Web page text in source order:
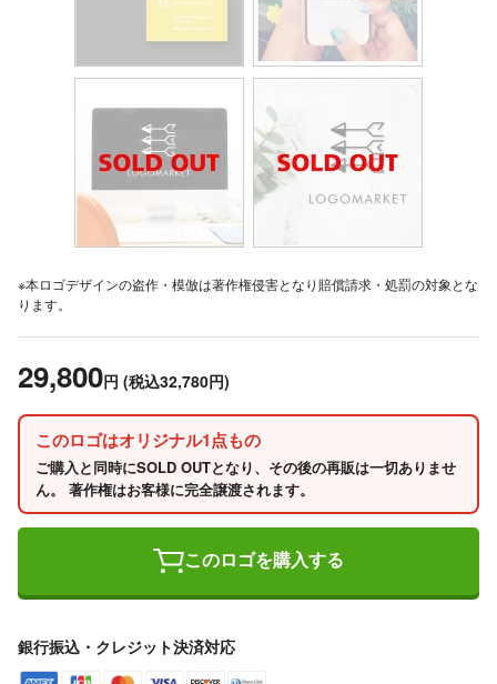
※本ロゴデザインの盗作・模倣は著作権侵害となり賠償請求・処罰の対象とな
ります。
29,800円 (税込32,780円)
このロゴはオリジナル1点もの
ご購入と同時にSOLD OUTとなり、その後の再販は一切ありませ
ん。 著作権はお客様に完全譲渡されます。
このロゴを購入する
銀行振込・クレジット決済対応